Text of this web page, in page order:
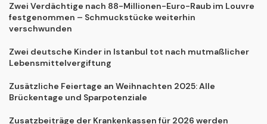
Zwei Verdächtige nach 88-Millionen-Euro-Raub im Louvre
festgenommen – Schmuckstücke weiterhin
verschwunden
Zwei deutsche Kinder in Istanbul tot nach mutmaßlicher
Lebensmittelvergiftung
Zusätzliche Feiertage an Weihnachten 2025: Alle
Brückentage und Sparpotenziale
Zusatzbeiträge der Krankenkassen für 2026 werden